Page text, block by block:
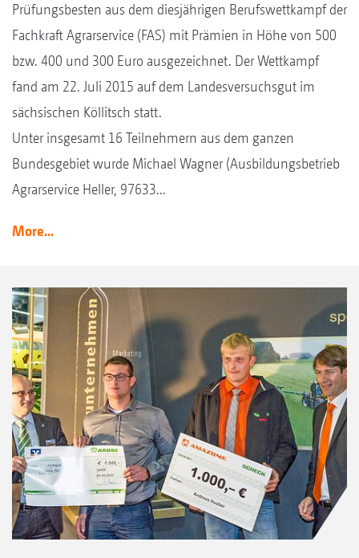
Prüfungsbesten aus dem diesjährigen Berufswettkampf der
Fachkraft Agrarservice (FAS) mit Prämien in Höhe von 500
bzw. 400 und 300 Euro ausgezeichnet. Der Wettkampf
fand am 22. Juli 2015 auf dem Landesversuchsgut im
sächsischen Köllitsch statt.
Unter insgesamt 16 Teilnehmern aus dem ganzen
Bundesgebiet wurde Michael Wagner (Ausbildungsbetrieb
Agrarservice Heller, 97633...
More...